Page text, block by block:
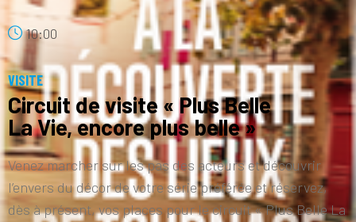
10:00
VISITE
Circuit de visite « Plus Belle
La Vie, encore plus belle »
Venez marcher sur les pas des acteurs et découvrir
l’envers du décor de votre série préférée et réservez,
dès à présent, vos places pour le circuit « Plus Belle La